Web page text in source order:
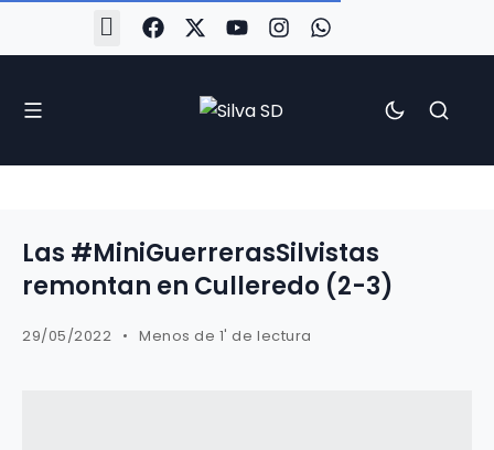
Las #MiniGuerrerasSilvistas
remontan en Culleredo (2-3)
29/05/2022 Menos de 1' de lectura